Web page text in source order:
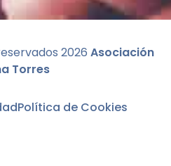
2026 Asociación
Torres
Política de Cookies